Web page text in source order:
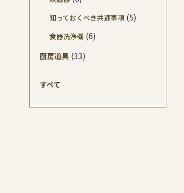
知っておくべき共通事項 (5)
食器洗浄機 (6)
厨房道具 (33)
すべて